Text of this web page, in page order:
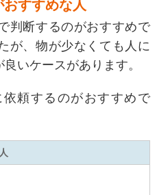
すすめな人
判断するのがおすすめで
が、物が少なくても人に
いケースがあります。
頼するのがおすすめで